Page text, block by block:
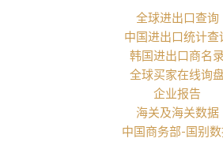
全球进出口查询
中国进出口统计查
韩国进出口商名录
全球买家在线询
企业报告
海关及海关数据
中国商务部-国别